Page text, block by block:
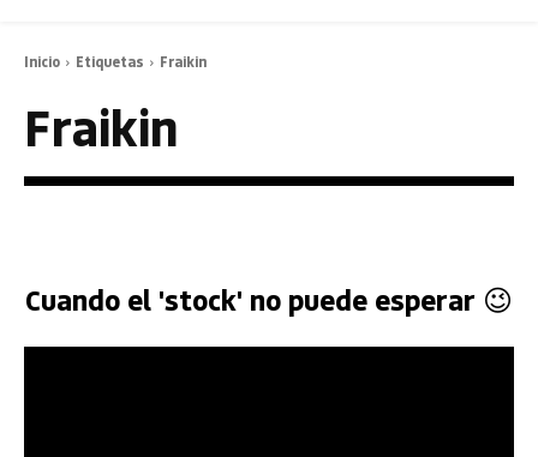
Inicio Etiquetas Fraikin
Fraikin
Cuando el 'stock' no puede esperar 😉